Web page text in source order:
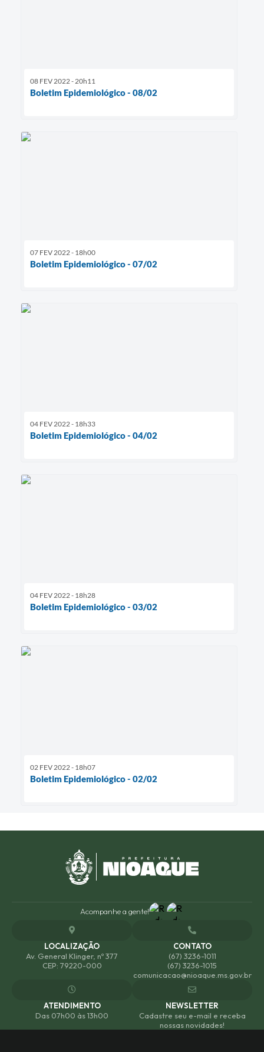
08 FEV 2022 - 20h11
Boletim Epidemiológico - 08/02
07 FEV 2022 - 18h00
Boletim Epidemiológico - 07/02
04 FEV 2022 - 18h33
Boletim Epidemiológico - 04/02
04 FEV 2022 - 18h28
Boletim Epidemiológico - 03/02
02 FEV 2022 - 18h07
Boletim Epidemiológico - 02/02
Acompanhe a gente!
LOCALIZAÇÃO
Av. General Klinger, nº 377
CEP: 79220-000
CONTATO
(67) 3236-1011
(67) 3236-1015
comunicacao@nioaque.ms.gov.br
ATENDIMENTO
Das 07h00 às 13h00
NEWSLETTER
Cadastre seu e-mail e receba
nossas novidades!